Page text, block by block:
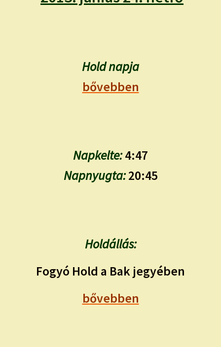
IRATKOZZ FEL A VIDEÓ CSATORNÁNKRA!
TAROT ELEMZÉS MEGRENDELÉSE LIMITÁLT!
Hold napja
bővebben
Napkelte:4:47
Napnyugta:20:45
Holdállás:
Fogyó Hold a Bak jegyében
bővebben